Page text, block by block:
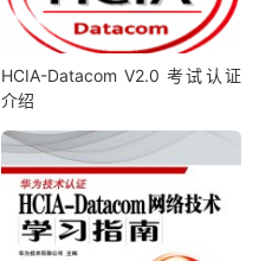
HCIA-Datacom V2.0 考试认证
介绍